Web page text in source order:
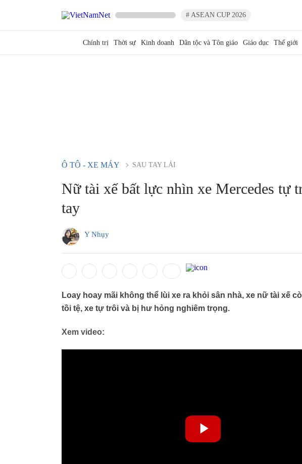
# ASEAN CUP 2026
Chính trị Thời sự Kinh doanh Dân tộc và Tôn giáo Giáo dục Thế giới
Ô TÔ - XE MÁY SAU TAY LÁI
Nữ tài xế bất lực nhìn xe Mercedes tự
tay
Y Nhụy
Loay hoay mãi không thể lùi xe ra khỏi sân nhà, xe nữ tài xế
tồi tệ, xe tự trôi và bị hư hỏng nghiêm trọng.
Xem video: